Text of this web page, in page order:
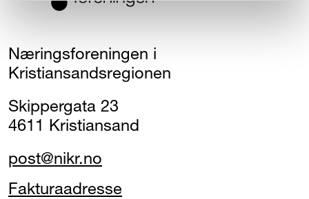
Næringsforeningen i
Kristiansandsregionen
Skippergata 23
4611 Kristiansand
post@nikr.no
Fakturaadresse